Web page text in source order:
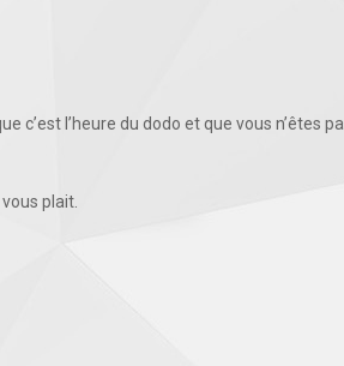
c’est l’heure du dodo et que vous n’êtes
plait.